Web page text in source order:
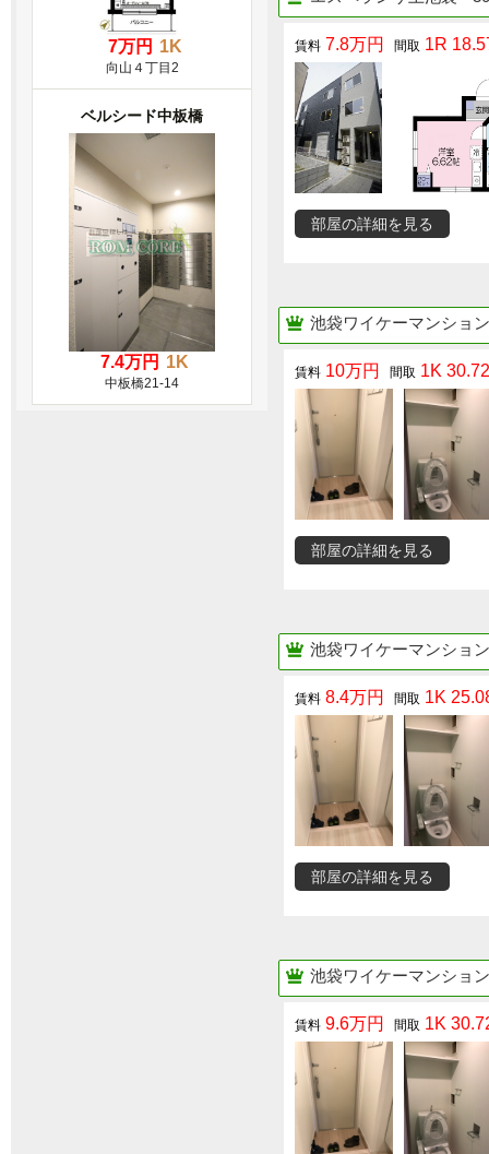
7.8万円 1R
部屋の詳細を見る
池袋ワイケーマンショ
10万円 1K
部屋の詳細を見る
池袋ワイケーマンショ
8.4万円 1K
部屋の詳細を見る
池袋ワイケーマンショ
9.6万円 1K
7万円 1K
向山４丁目2
ベルシード中板橋
7.4万円 1K
中板橋21-14